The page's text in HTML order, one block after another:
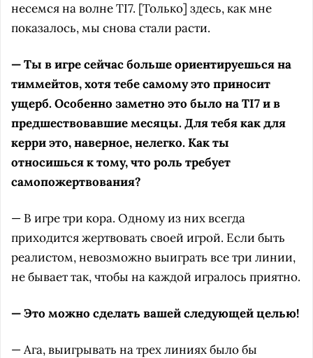
несемся на волне TI7. [Только] здесь, как мне
показалось, мы снова стали расти.
— Ты в игре сейчас больше ориентируешься на
тиммейтов, хотя тебе самому это приносит
ущерб. Особенно заметно это было на TI7 и в
предшествовавшие месяцы. Для тебя как для
керри это, наверное, нелегко. Как ты
относишься к тому, что роль требует
самопожертвования?
— В игре три кора. Одному из них всегда
приходится жертвовать своей игрой. Если быть
реалистом, невозможно выиграть все три линии,
не бывает так, чтобы на каждой игралось приятно.
— Это можно сделать вашей следующей целью!
— Ага, выигрывать на трех линиях было бы